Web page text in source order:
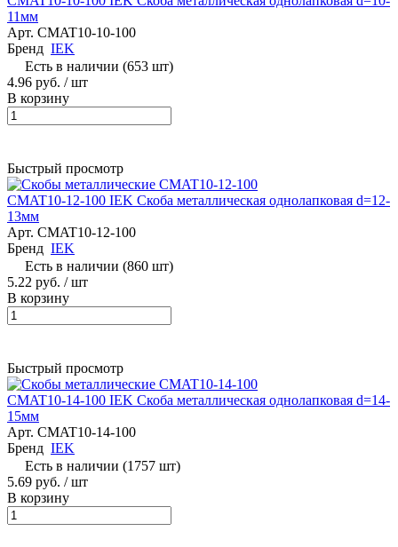
11мм
Арт. CMAT10-10-100
Бренд IEK
Есть в наличии (653 шт)
4.96 руб. / шт
В корзину
Быстрый просмотр
CMAT10-12-100 IEK Скоба металлическая однолапковая d=12-
13мм
Арт. CMAT10-12-100
Бренд IEK
Есть в наличии (860 шт)
5.22 руб. / шт
В корзину
Быстрый просмотр
CMAT10-14-100 IEK Скоба металлическая однолапковая d=14-
15мм
Арт. CMAT10-14-100
Бренд IEK
Есть в наличии (1757 шт)
5.69 руб. / шт
В корзину